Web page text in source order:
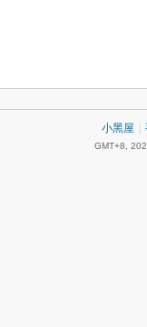
小黑屋
GMT+8,